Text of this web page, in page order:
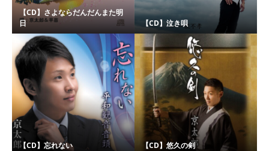
【CD】さよならだんだんまた明
日
【CD】泣き唄
【CD】忘れない 【CD】悠久の剣